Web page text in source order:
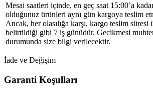
Mesai saatleri içinde, en geç saat 15:00’a
olduğunuz ürünleri aynı gün kargoya teslim
Ancak, her olasılığa karşı, kargo teslim süresi
belirtildiği gibi 7 iş günüdür. Gecikmesi
durumunda size bilgi verilecektir.
İade ve Değişim
Garanti Koşulları